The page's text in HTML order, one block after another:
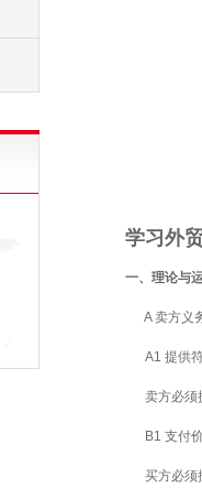
学习外
一、 理论与
A 卖方义
A1 提供
卖方必须
B1 支付
买方必须